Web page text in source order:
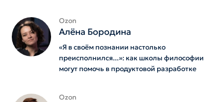
Ozon
Алёна Бородина
«Я в своём познании настолько
преисполнился...»: как школы философии
могут помочь в продуктовой разработке
Ozon